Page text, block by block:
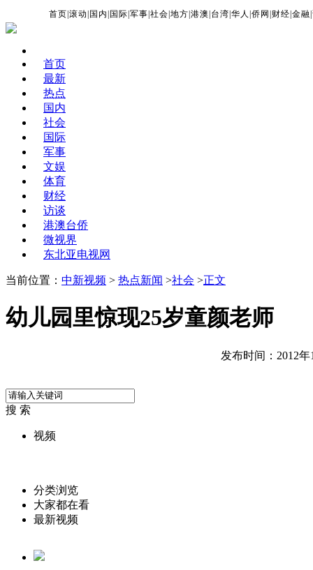
首页 |滚动 国内 国际 |军事 |社会 |地方 |港澳 台湾 |华人 |侨网 财经 |金融 |
首页
最新
热点
国内
社会
国际
军事
文娱
体育
财经
访谈
港澳台侨
微视界
东北亚电视网
当前位置： 中新视频 > 热点新闻 >社会 >正文
幼儿园里惊现25岁童颜老师
发布时间：2012年
搜 索
视频
分类浏览
大家都在看
最新视频